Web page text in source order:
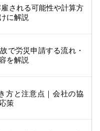
される可能性や計算方
に解説
で労災申請する流れ・
を解説
方と注意点｜会社の協
策